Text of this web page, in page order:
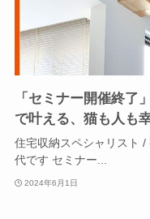
「セミナー開催終了
で叶える、猫も人も
住宅収納スペシャリスト
代です セミナー...
2024年6月1日